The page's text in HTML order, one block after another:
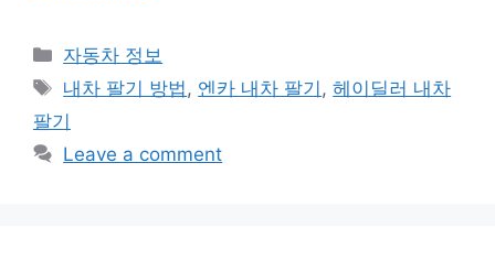
Categories
자동차 정보
Tags
내차 팔기 방법, 엔카 내차 팔기 ,헤이딜러 내차
팔기
Leave a comment